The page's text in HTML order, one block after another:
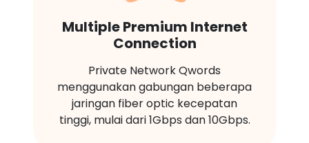
Multiple Premium Internet
Connection
Private Network Qwords
menggunakan gabungan beberapa
jaringan fiber optic kecepatan
tinggi, mulai dari 1Gbps dan 10Gbps.